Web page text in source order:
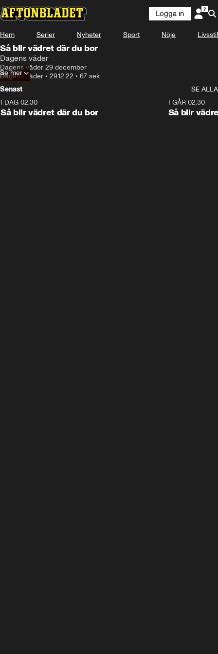
Logga in
Hem Serier Nyheter Sport Nöje Livsstil
Så blir vädret där du bor
Dagens väder
Dagens väder 29 december
Dagens väder • 29.12.22 • 67 sek
Se mer
Senast
SE ALLA
I DAG 02:30
Så blir vädret där du bor
I GÅR 02:30
Så blir